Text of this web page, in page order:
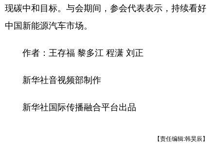
现碳中和目标。与会期间，参会代表表示，持续看好
中国新能源汽车市场。
作者：王存福 黎多江 程潇 刘正
新华社音视频部制作
新华社国际传播融合平台出品
【责任编辑:韩昊辰】